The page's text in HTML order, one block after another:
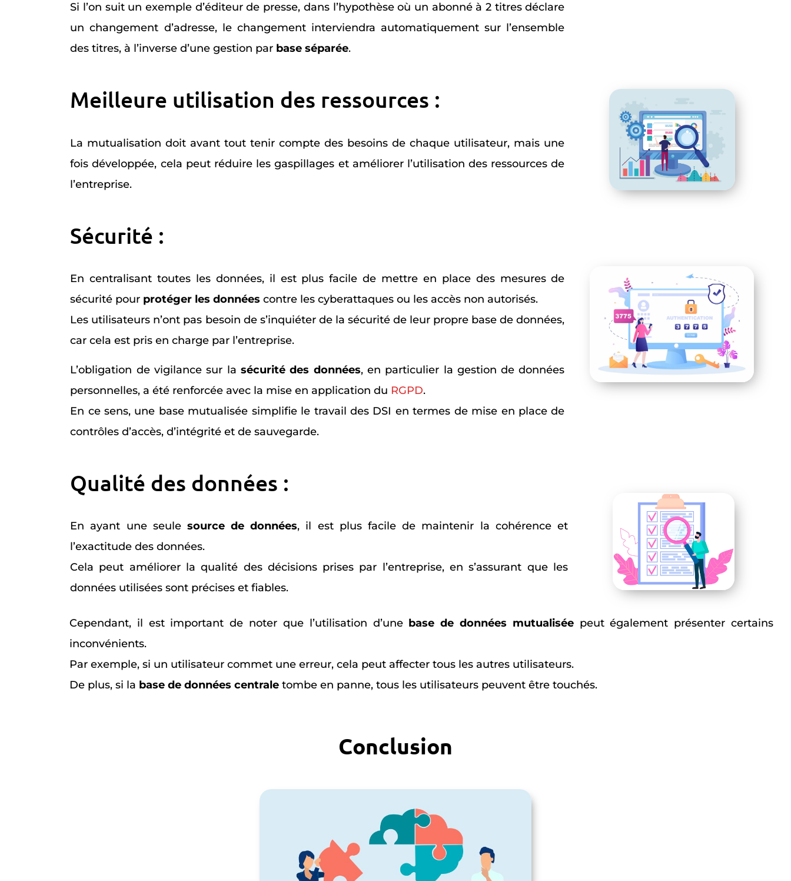
Si l’on suit un exemple d’éditeur de presse, dans l’hypothèse où un abonné à 2 titres déclare
un changement d’adresse, le changement interviendra automatiquement sur l’ensemble
des titres, à l’inverse d’une gestion par base séparée.
Meilleure utilisation des ressources :
La mutualisation doit avant tout tenir compte des besoins de chaque utilisateur, mais une
fois développée, cela peut réduire les gaspillages et améliorer l’utilisation des ressources de
l’entreprise.
Sécurité :
En centralisant toutes les données, il est plus facile de mettre en place des mesures de
sécurité pour protéger les données contre les cyberattaques ou les accès non autorisés.
Les utilisateurs n’ont pas besoin de s’inquiéter de la sécurité de leur propre base de données,
car cela est pris en charge par l’entreprise.
L’obligation de vigilance sur la sécurité des données, en particulier la gestion de données
personnelles, a été renforcée avec la mise en application du RGPD.
En ce sens, une base mutualisée simplifie le travail des DSI en termes de mise en place de
contrôles d’accès, d’intégrité et de sauvegarde.
Qualité des données :
En ayant une seule source de données, il est plus facile de maintenir la cohérence et
l’exactitude des données.
Cela peut améliorer la qualité des décisions prises par l’entreprise, en s’assurant que les
données utilisées sont précises et fiables.
Cependant, il est important de noter que l’utilisation d’une base de données mutualiséepeut également présenter certains
inconvénients.
Par exemple, si un utilisateur commet une erreur, cela peut affecter tous les autres utilisateurs.
De plus, si la base de données centrale tombe en panne, tous les utilisateurs peuvent être touchés.
Conclusion